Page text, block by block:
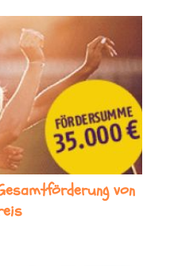
von